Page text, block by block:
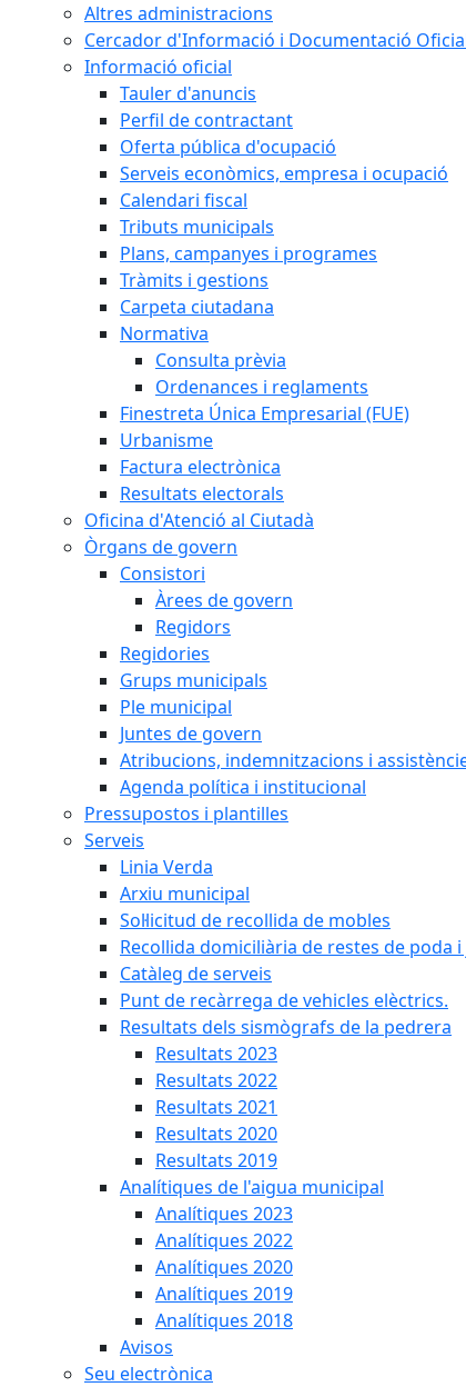
Altres administracions
Cercador d'Informació i Documentació
Informació oficial
Tauler d'anuncis
Perfil de contractant
Oferta pública d'ocupació
Serveis econòmics, empresa i ocupació
Calendari fiscal
Tributs municipals
Plans, campanyes i programes
Tràmits i gestions
Carpeta ciutadana
Normativa
Consulta prèvia
Ordenances i reglaments
Finestreta Única Empresarial (FUE)
Urbanisme
Factura electrònica
Resultats electorals
Oficina d'Atenció al Ciutadà
Òrgans de govern
Consistori
Àrees de govern
Regidors
Regidories
Grups municipals
Ple municipal
Juntes de govern
Atribucions, indemnitzacions i
Agenda política i institucional
Pressupostos i plantilles
Serveis
Linia Verda
Arxiu municipal
Sol·licitud de recollida de mobles
Recollida domiciliària de restes de poda
Catàleg de serveis
Punt de recàrrega de vehicles elèctrics.
Resultats dels sismògrafs de la pedrera
Resultats 2023
Resultats 2022
Resultats 2021
Resultats 2020
Resultats 2019
Analítiques de l'aigua municipal
Analítiques 2023
Analítiques 2022
Analítiques 2020
Analítiques 2019
Analítiques 2018
Avisos
Seu electrònica